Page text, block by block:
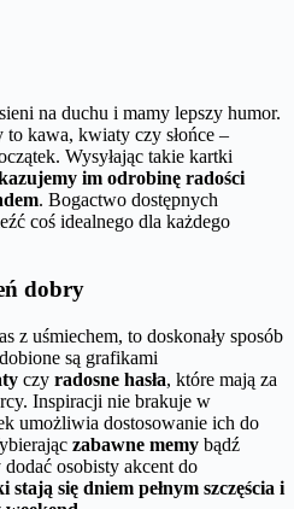
na duchu i mamy lepszy humor.
kawa, kwiaty czy słońce –
Wysyłając takie kartki
im odrobinę radości
. Bogactwo dostępnych
coś idealnego dla każdego
dobry
z uśmiechem, to doskonały sposób
są grafikami
czy radosne hasła, które mają za
Inspiracji nie brakuje w
umożliwia dostosowanie ich do
zabawne memy bądź
dodać osobisty akcent do
stają się dniem pełnym szczęścia i